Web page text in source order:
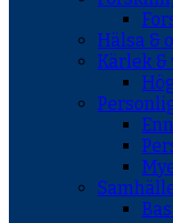
Hälsa &
Kärlek &